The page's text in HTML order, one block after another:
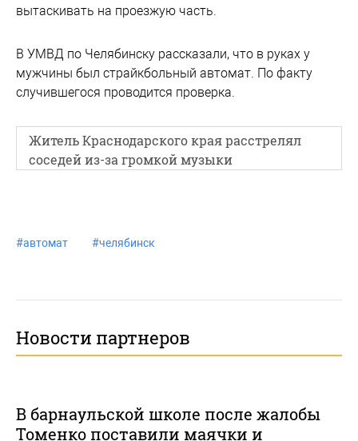
вытаскивать на проезжую часть.
В УМВД по Челябинску рассказали, что в руках у
мужчины был страйкбольный автомат. По факту
случившегося проводится проверка.
Житель Краснодарского края расстрелял
соседей из-за громкой музыки
#автомат #челябинск
Новости партнеров
В барнаульской школе после жалобы
Томенко поставили маячки и